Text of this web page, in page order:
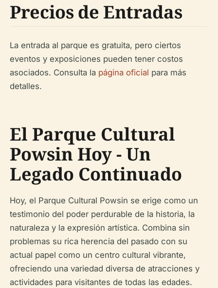
Precios de Entradas
La entrada al parque es gratuita, pero ciertos
eventos y exposiciones pueden tener costos
asociados. Consulta la página oficial para más
detalles.
El Parque Cultural
Powsin Hoy - Un
Legado Continuado
Hoy, el Parque Cultural Powsin se erige como un
testimonio del poder perdurable de la historia, la
naturaleza y la expresión artística. Combina sin
problemas su rica herencia del pasado con su
actual papel como un centro cultural vibrante,
ofreciendo una variedad diversa de atracciones y
actividades para visitantes de todas las edades.